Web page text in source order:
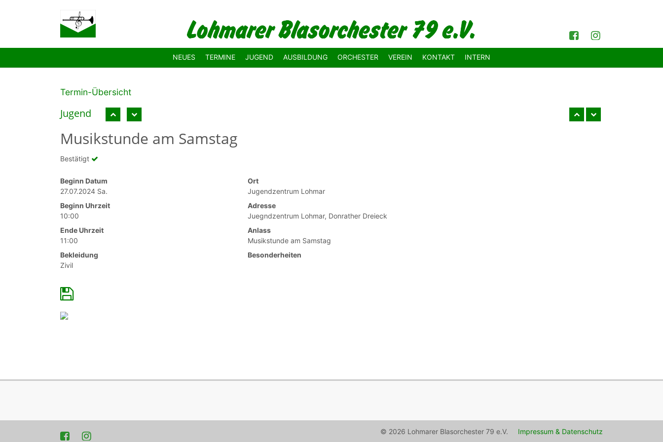
Facebook
NEUES TERMINE JUGEND AUSBILDUNG ORCHESTER VEREIN KONTAKT INTERN
Termin-Übersicht
Jugend
Musikstunde am Samstag
Bestätigt
Beginn Datum
27.07.2024 Sa.
Beginn Uhrzeit
10:00
Ende Uhrzeit
11:00
Bekleidung
Zivil
Ort
Jugendzentrum Lohmar
Adresse
Juegndzentrum Lohmar, Donrather Dreieck
Anlass
Musikstunde am Samstag
Besonderheiten
© 2026 Lohmarer Blasorchester 79 e.V. Impressum & Datenschutz
Facebook